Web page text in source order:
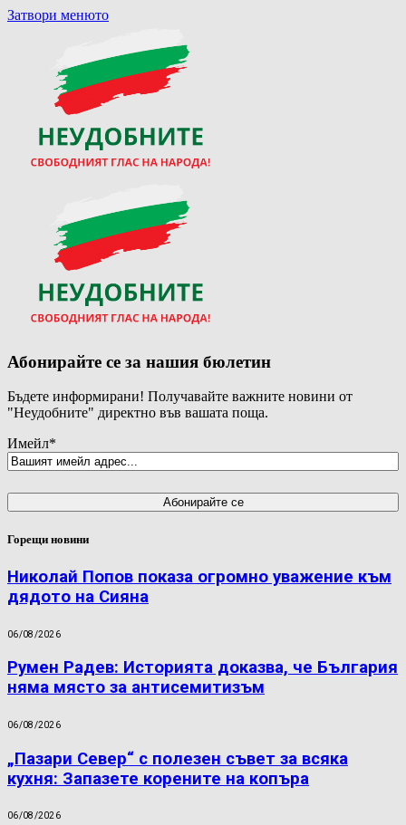
Затвори менюто
Абонирайте се за нашия бюлетин
Бъдете информирани! Получавайте важните новини от
"Неудобните" директно във вашата поща.
Имейл*
Горещи новини
Николай Попов показа огромно уважение към
дядото на Сияна
06/08/2026
Румен Радев: Историята доказва, че България
няма място за антисемитизъм
06/08/2026
„Пазари Север“ с полезен съвет за всяка
кухня: Запазете корените на копъра
06/08/2026